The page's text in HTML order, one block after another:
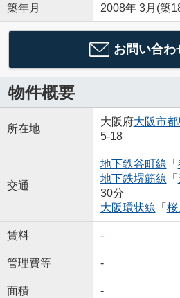
築年月 2008年 3月(築
お問い合わ
物件概要
所在地
大阪府大阪市都
5-18
交通
地下鉄谷町線 「
地下鉄堺筋線 「
30分
大阪環状線 「 桜
賃料 -
管理費等 -
面積 -